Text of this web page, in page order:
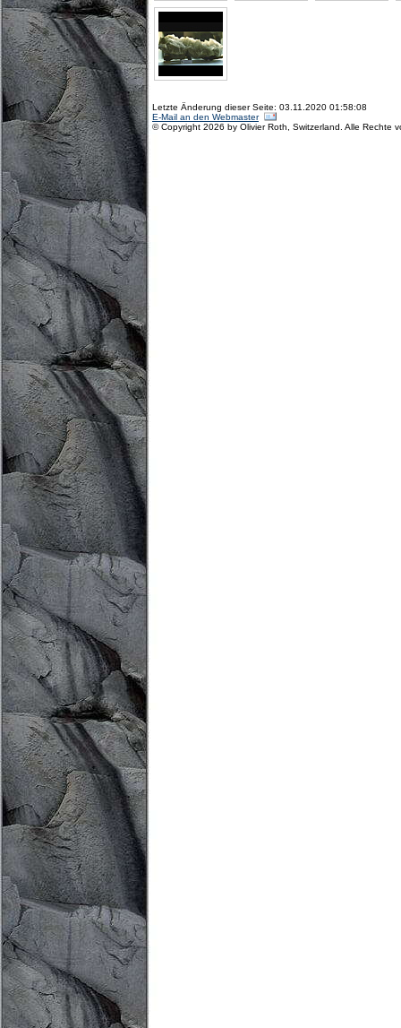
Letzte Änderung dieser Seite: 03.11.2020 01:58:08
E-Mail an den Webmaster
© Copyright 2026 by Olivier Roth, Switzerland. Alle Rechte